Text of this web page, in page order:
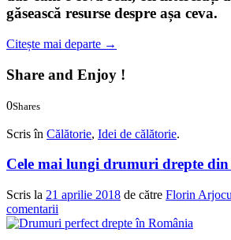
găsească resurse despre așa ceva.
Citește mai departe →
Share and Enjoy !
0Shares
Scris în Călătorie, Idei de călătorie.
Cele mai lungi drumuri drepte
Scris la 21 aprilie 2018 de către Florin
comentarii